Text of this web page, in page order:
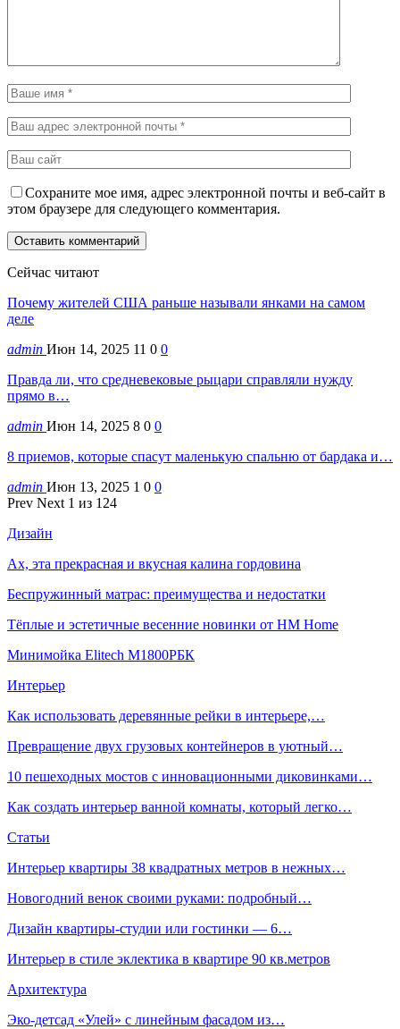
Сохраните мое имя, адрес электронной почты и веб-сайт в
этом браузере для следующего комментария.
Сейчас читают
Почему жителей США раньше называли янками на самом
деле
admin Июн 14, 2025 11 0 0
Правда ли, что средневековые рыцари справляли нужду
прямо в…
admin Июн 14, 2025 8 0 0
8 приемов, которые спасут маленькую спальню от бардака и…
admin Июн 13, 2025 1 0 0
Prev Next 1 из 124
Дизайн
Ах, эта прекрасная и вкусная калина гордовина
Беспружинный матрас: преимущества и недостатки
Тёплые и эстетичные весенние новинки от HM Home
Минимойка Elitech М1800РБК
Интерьер
Как использовать деревянные рейки в интерьере,…
Превращение двух грузовых контейнеров в уютный…
10 пешеходных мостов с инновационными диковинками…
Как создать интерьер ванной комнаты, который легко…
Статьи
Интерьер квартиры 38 квадратных метров в нежных…
Новогодний венок своими руками: подробный…
Дизайн квартиры-студии или гостинки — 6…
Интерьер в стиле эклектика в квартире 90 кв.метров
Архитектура
Эко-детсад «Улей» с линейным фасадом из…